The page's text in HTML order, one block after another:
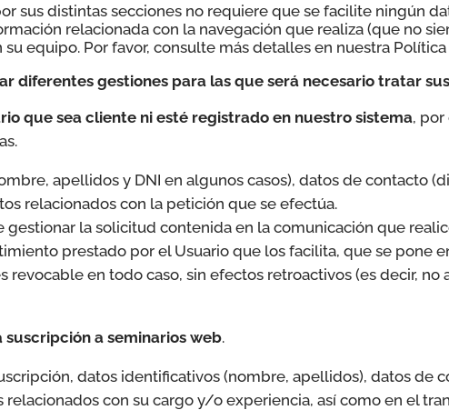
sus distintas secciones no requiere que se facilite ningún
relacionada con la navegación que realiza (que no
equipo. Por favor, consulte más detalles en nuestra
diferentes gestiones para las que será necesario tratar
que sea cliente ni esté registrado en nuestro sistema,
apellidos y DNI en algunos casos), datos de contacto
relacionados con la petición que se efectúa.
gestionar la solicitud contenida en la comunicación que
prestado por el Usuario que los facilita, que se pone
revocable en todo caso, sin efectos retroactivos (es decir, no
a seminarios web.
datos identificativos (nombre, apellidos), datos de
con su cargo y/o experiencia, así como en el